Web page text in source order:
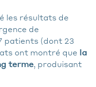
les résultats de
de
patients (dont 23
ont montré que la
terme, produisant